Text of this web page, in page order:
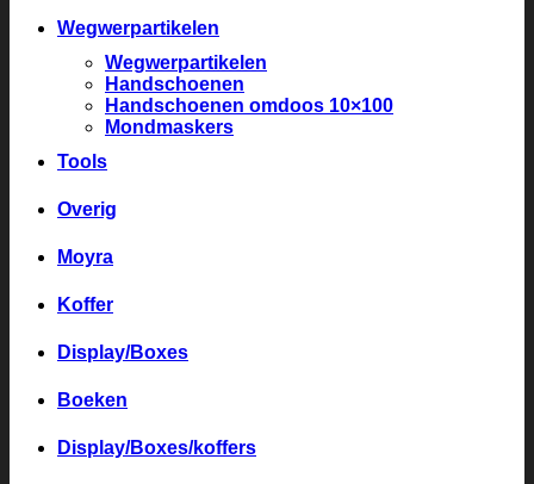
Wegwerpartikelen
Wegwerpartikelen
Handschoenen
Handschoenen omdoos 10×100
Mondmaskers
Tools
Overig
Moyra
Koffer
Display/Boxes
Boeken
Display/Boxes/koffers